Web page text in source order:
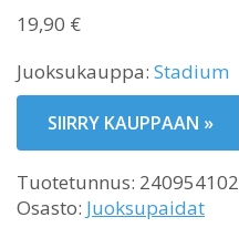
19,90 €
Juoksukauppa: Stadium
SIIRRY KAUPPAAN »
Tuotetunnus: 240954102
Osasto: Juoksupaidat